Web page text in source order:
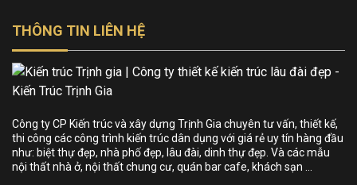
THÔNG TIN LIÊN HỆ
Công ty CP Kiến trúc và xây dựng Trịnh Gia chuyên tư vấn, thiết kế,
thi công các công trình kiến trúc dân dụng với giá rẻ uy tín hàng đầu
như: biệt thự đẹp, nhà phố đẹp, lâu đài, dinh thự đẹp. Và các mẫu
nội thất nhà ở, nội thất chung cư, quán bar cafe, khách sạn …